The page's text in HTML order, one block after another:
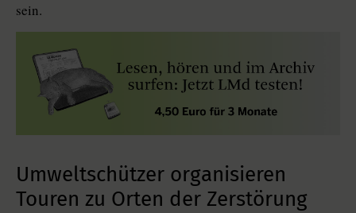
sein.
Umweltschützer organisieren
Touren zu Orten der Zerstörung